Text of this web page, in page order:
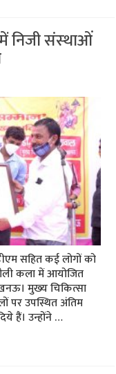
निजी संस्‍थाओं
सहित कई लोगों को
कला में आयोजित
मुख्‍य चिकित्‍सा
पर उपस्थित अंतिम
हैं। उन्‍होंने …